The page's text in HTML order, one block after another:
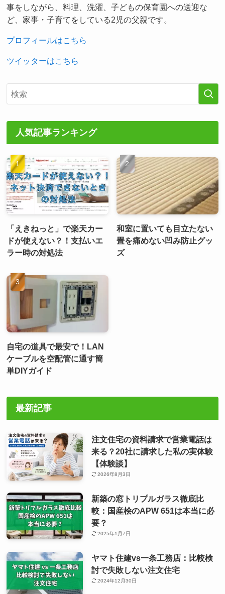
事をしながら、料理、洗濯、子どもの保育園への送迎な
ど、家事・子育てをしている2児の父親です。
プロフィールはこちら
ツイッターはこちら
人気記事ランキング
「えきねっと」で楽天カー
ドが使えない？！支払いエ
ラー時の対処法
和室に置いても目立たない
畳を痛めない凹み防止グッ
ズ
自宅の道具で最安で！LAN
ケーブルを空配管に通す簡
単DIYガイド
最新記事
注文住宅の資料請求で営業電話は
来る？20社に請求した私の実体験
【体験談】
2026年8月3日
新築の窓トリプルガラス徹底比
較：国産桧のAPW 651は本当に必
要？
2025年1月7日
ヤマト住建vs一条工務店：比較検
討で失敗しない注文住宅
2024年12月30日